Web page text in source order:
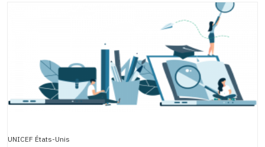
UNICEF États-Unis